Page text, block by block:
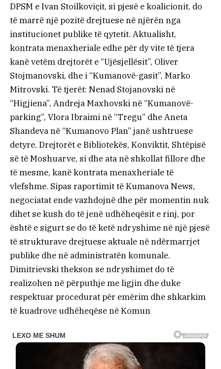
DPSM e Ivan Stoilkoviçit, si pjesë e koalicionit, do
të marrë një pozitë drejtuese në njërën nga
institucionet publike të qytetit. Aktualisht,
kontrata menaxheriale edhe për dy vite të tjera
kanë vetëm drejtorët e “Ujësjellësit”, Oliver
Stojmanovski, dhe i “Kumanovë-gasit”, Marko
Mitrovski. Të tjerët: Nenad Stojanovski në
“Higjiena”, Andreja Maxhovski në “Kumanovë-
parking”, Vlora Ibraimi në “Tregu” dhe Aneta
Shandeva në “Kumanovo Plan” janë ushtruese
detyre. Drejtorët e Bibliotekës, Konviktit, Shtëpisë
së të Moshuarve, si dhe ata në shkollat fillore dhe
të mesme, kanë kontrata menaxheriale të
vlefshme. Sipas raportimit të Kumanova News,
negociatat ende vazhdojnë dhe për momentin nuk
dihet se kush do të jenë udhëheqësit e rinj, por
është e sigurt se do të ketë ndryshime në një pjesë
të strukturave drejtuese aktuale në ndërmarrjet
publike dhe në administratën komunale.
Dimitrievski thekson se ndryshimet do të
realizohen në përputhje me ligjin dhe duke
respektuar procedurat për emërim dhe shkarkim
të kuadrove udhëheqëse në Komun